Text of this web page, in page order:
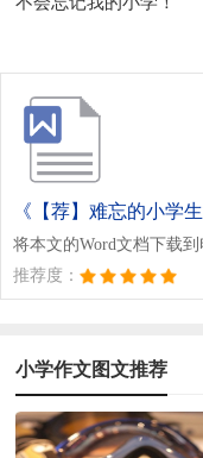
《【荐】难忘的小学
将本文的Word文档下载
推荐度：
小学作文图文推荐